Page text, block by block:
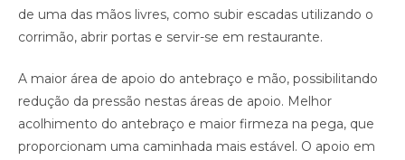
de uma das mãos livres, como subir escadas utilizando o
corrimão, abrir portas e servir-se em restaurante.
A maior área de apoio do antebraço e mão, possibilitando
redução da pressão nestas áreas de apoio. Melhor
acolhimento do antebraço e maior firmeza na pega, que
proporcionam uma caminhada mais estável. O apoio em